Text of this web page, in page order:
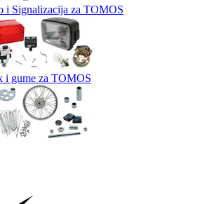
i Signalizacija za TOMOS
i gume za TOMOS